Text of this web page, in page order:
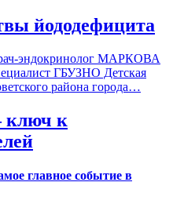
йододефицита
эндокринолог МАРКОВА
ГБУЗНО Детская
района города…
ключ к
главное событие в